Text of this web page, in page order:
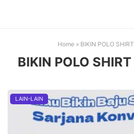
Home» BIKIN POLO
BIKIN POLO
LAIN-LAIN